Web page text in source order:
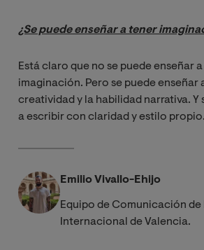
¿Se puede enseñar a tener
Está claro que no se puede enseñar
imaginación. Pero se puede enseñar
creatividad y la habilidad narrativa. Y
a escribir con claridad y estilo propio.
Emilio Vivallo-Ehijo
Equipo de Comunicación de
Internacional de Valencia.